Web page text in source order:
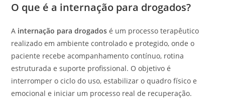
O que é a internação para drogados?
A internação para drogados é um processo terapêutico
realizado em ambiente controlado e protegido, onde o
paciente recebe acompanhamento contínuo, rotina
estruturada e suporte profissional. O objetivo é
interromper o ciclo do uso, estabilizar o quadro físico e
emocional e iniciar um processo real de recuperação.